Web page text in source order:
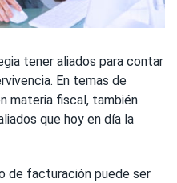
tener aliados para contar
En temas de
materia fiscal, también
que hoy en día la
de facturación puede ser